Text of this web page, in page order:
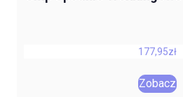
177,95zł
Zobacz